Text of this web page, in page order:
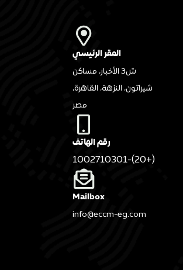
المقر الرئيسي
ش3 الأخبار، مساكن
شيراتون، النزهة، القاهرة،
مصر
رقم الهاتف
(+20)-1002710301
Mailbox
info@eccm-eg.com